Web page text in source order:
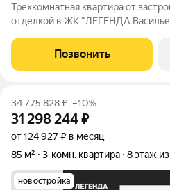
Трехкомнатная квартира от
отделкой в ЖК "ЛЕГЕНДА
кухни-столовой: 26.29 кв.м.
окна выходят нa три
Позвонить
34 775 828₽ –10%
31 298 244₽
от 124 927 ₽ в месяц
85 м²
3-комн. квартира 8 этаж из
новостройка